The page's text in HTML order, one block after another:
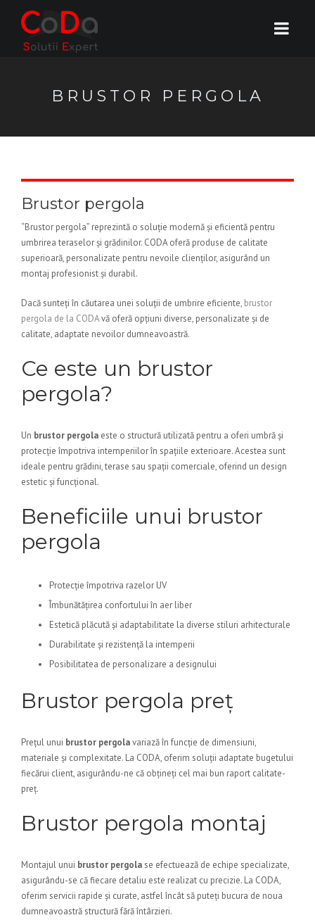
BRUSTOR PERGOLA
Brustor pergola
“Brustor pergola” reprezintă o soluție modernă și eficientă pentru
umbrirea teraselor și grădinilor. CODA oferă produse de calitate
superioară, personalizate pentru nevoile clienților, asigurând un
montaj profesionist și durabil.
Dacă sunteți în căutarea unei soluții de umbrire eficiente, brustor
pergola de la CODAvă oferă opțiuni diverse, personalizate și de
calitate, adaptate nevoilor dumneavoastră.
Ce este un brustor
pergola?
Un brustor pergola este o structură utilizată pentru a oferi umbră și
protecție împotriva intemperiilor în spațiile exterioare. Acestea sunt
ideale pentru grădini, terase sau spații comerciale, oferind un design
estetic și funcțional.
Beneficiile unui brustor
pergola
Protecție împotriva razelor UV
Îmbunătățirea confortului în aer liber
Estetică plăcută și adaptabilitate la diverse stiluri arhitecturale
Durabilitate și rezistență la intemperii
Posibilitatea de personalizare a designului
Brustor pergola preț
Prețul unui brustor pergolavariază în funcție de dimensiuni,
materiale și complexitate. La CODA, oferim soluții adaptate bugetului
fiecărui client, asigurându-ne că obțineți cel mai bun raport calitate-
preț.
Brustor pergola montaj
Montajul unui brustor pergolase efectuează de echipe specializate,
asigurându-se că fiecare detaliu este realizat cu precizie. La CODA,
oferim servicii rapide și curate, astfel încât să puteți bucura de noua
dumneavoastră structură fără întârzieri.